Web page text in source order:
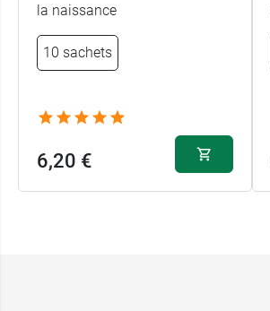
la naissance
10 sachets
6,20 €